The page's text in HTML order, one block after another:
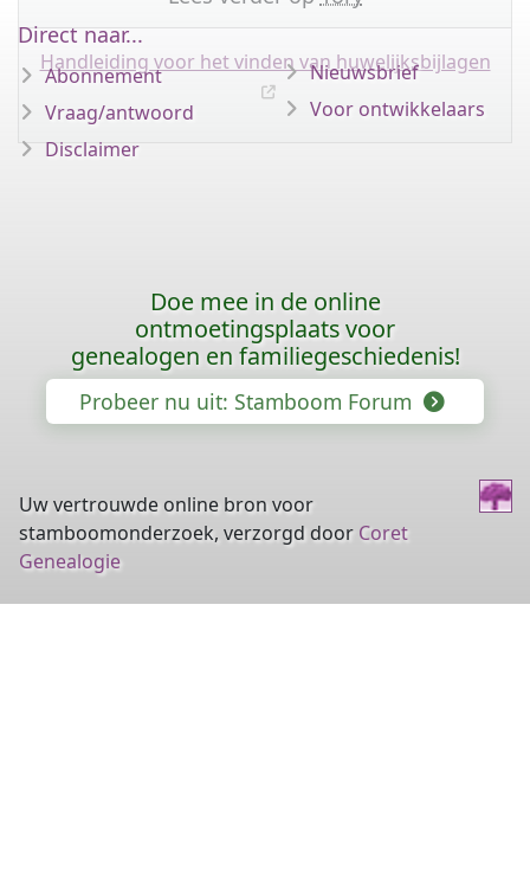
Handleiding voor het vinden van huwelijksbijlagen
Direct naar...
Abonnement
Vraag/antwoord
Disclaimer
Nieuwsbrief
Voor ontwikkelaars
Doe mee in de online
ontmoetingsplaats voor
genealogen en familiegeschiedenis!
Probeer nu uit: Stamboom Forum
Uw vertrouwde online bron voor
stamboomonderzoek, verzorgd door Coret
Genealogie